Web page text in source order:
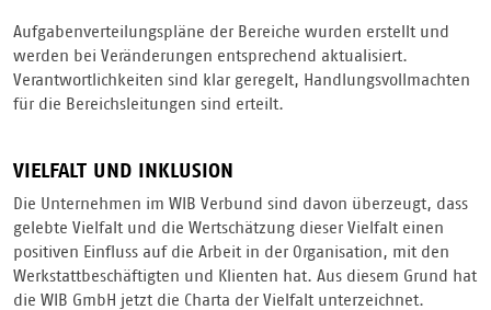
Aufgabenverteilungspläne der Bereiche wurden erstellt und
werden bei Veränderungen entsprechend aktualisiert.
Verantwortlichkeiten sind klar geregelt, Handlungsvollmachten
für die Bereichsleitungen sind erteilt.
VIELFALT UND INKLUSION
Die Unternehmen im WIB Verbund sind davon überzeugt, dass
gelebte Vielfalt und die Wertschätzung dieser Vielfalt einen
positiven Einfluss auf die Arbeit in der Organisation, mit den
Werkstattbeschäftigten und Klienten hat. Aus diesem Grund hat
die WIB GmbH jetzt die Charta der Vielfalt unterzeichnet.